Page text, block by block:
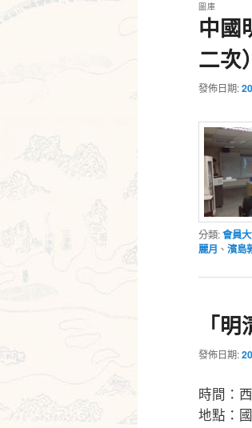
中國
二次
圖庫
發佈日期:
分類:會員
麗月 、 濱島
「
發佈日期:
時間：
地點：